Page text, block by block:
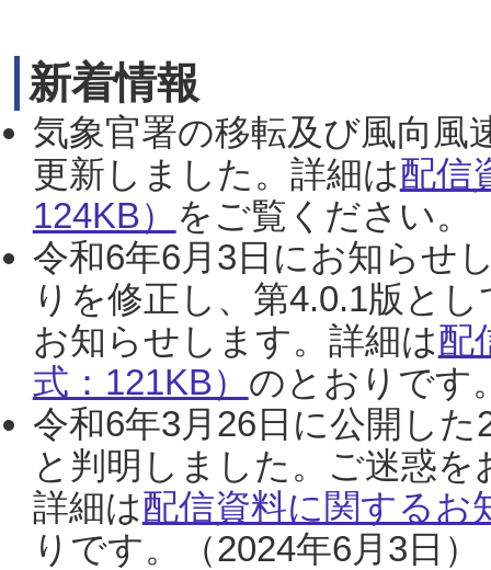
新着情報
気象官署の移転及び風向風
更新しました。詳細は配信
124KB） をご覧ください。
令和6年6月3日にお知らせ
りを修正し、第4.0.1版と
お知らせします。詳細は配
式：121KB） のとおりです
令和6年3月26日に公開し
と判明しました。ご迷惑
詳細は配信資料に関するお
りです。（2024年6月3日）